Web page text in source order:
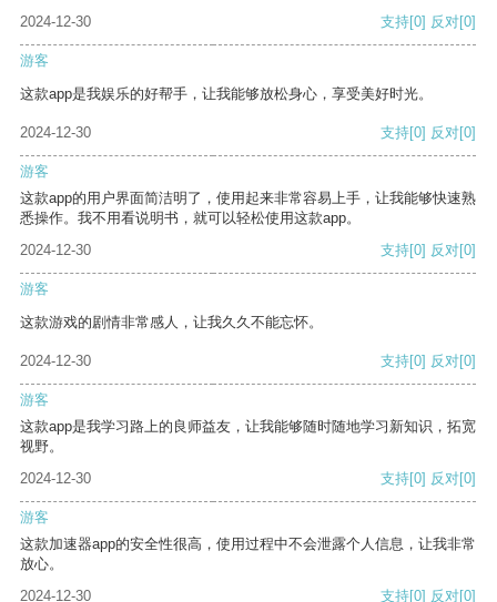
2024-12-30
支持[0] 反对[0]
游客
这款app是我娱乐的好帮手，让我能够放松身心，享受美好时光。
2024-12-30 支持[0] 反对[0]
游客
这款app的用户界面简洁明了，使用起来非常容易上手，让我能够快速熟
悉操作。我不用看说明书，就可以轻松使用这款app。
2024-12-30
支持[0] 反对[0]
游客
这款游戏的剧情非常感人，让我久久不能忘怀。
2024-12-30 支持[0] 反对[0]
游客
这款app是我学习路上的良师益友，让我能够随时随地学习新知识，拓宽
视野。
2024-12-30
支持[0] 反对[0]
游客
这款加速器app的安全性很高，使用过程中不会泄露个人信息，让我非常
放心。
2024-12-30
支持[0] 反对[0]